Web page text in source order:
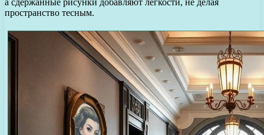
пространство тесным.